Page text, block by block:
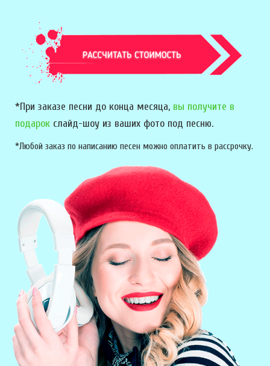
*При заказе песни до конца месяца, вы получите в
подарок слайд-шоу из ваших фото под песню.
*Любой заказ по написанию песен можно оплатить в рассрочку.